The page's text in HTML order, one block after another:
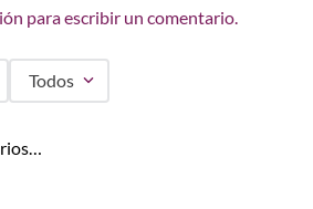
para escribir un comentario.
Todos